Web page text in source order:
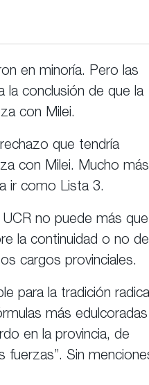
en minoría. Pero las
la conclusión de que la
con Milei.
que tendría
con Milei. Mucho más
ir como Lista 3.
no puede más que
la continuidad o no
cargos provinciales.
para la tradición
más edulcoradas
en la provincia, de
fuerzas”. Sin